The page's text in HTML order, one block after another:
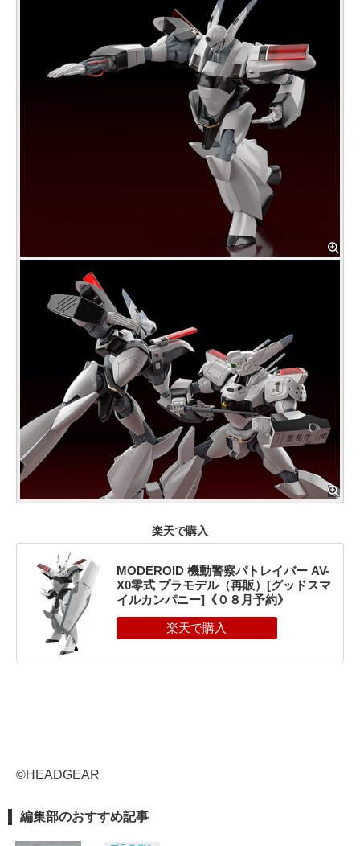
楽天で購入
MODEROID 機動警察パトレイバー AV-
X0零式 プラモデル（再販）[グッドスマ
イルカンパニー]《０８月予約》
©HEADGEAR
編集部のおすすめ記事